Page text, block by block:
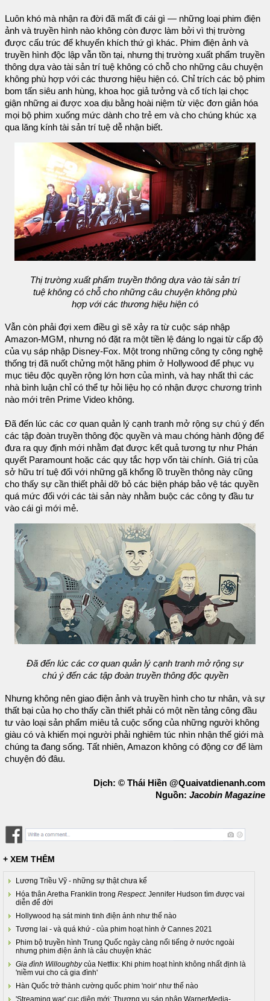
Luôn khó mà nhận ra đời đã mất đi cái gì — những loại phim điện
ảnh và truyền hình nào không còn được làm bởi vì thị trường
được cấu trúc để khuyến khích thứ gì khác. Phim điện ảnh và
truyền hình độc lập vẫn tồn tại, nhưng thị trường xuất phẩm truyền
thông dựa vào tài sản trí tuệ không có chỗ cho những câu chuyện
không phù hợp với các thương hiệu hiện có. Chỉ trích các bộ phim
bom tấn siêu anh hùng, khoa học giả tưởng và cổ tích lại chọc
giận những ai được xoa dịu bằng hoài niệm từ việc đơn giản hóa
mọi bộ phim xuống mức dành cho trẻ em và cho chúng khúc xạ
qua lăng kính tài sản trí tuệ dễ nhận biết.
Thị trường xuất phẩm truyền thông dựa vào tài sản trí
tuệ không có chỗ cho những câu chuyện không phù
hợp với các thương hiệu hiện có
Vẫn còn phải đợi xem điều gì sẽ xảy ra từ cuộc sáp nhập
Amazon-MGM, nhưng nó đặt ra một tiền lệ đáng lo ngại từ cấp độ
của vụ sáp nhập Disney-Fox. Một trong những công ty công nghệ
thống trị đã nuốt chửng một hãng phim ở Hollywood để phục vụ
mục tiêu độc quyền rộng lớn hơn của mình, và hay nhất thì các
nhà bình luận chỉ có thể tự hỏi liệu họ có nhận được chương trình
nào mới trên Prime Video không.
Đã đến lúc các cơ quan quản lý cạnh tranh mở rộng sự chú ý đến
các tập đoàn truyền thông độc quyền và mau chóng hành động để
đưa ra quy định mới nhằm đạt được kết quả tương tự như Phán
quyết Paramount hoặc các quy tắc hợp vốn tài chính. Giá trị của
sở hữu trí tuệ đối với những gã khổng lồ truyền thông này cũng
cho thấy sự cần thiết phải dỡ bỏ các biện pháp bảo vệ tác quyền
quá mức đối với các tài sản này nhằm buộc các công ty đầu tư
vào cái gì mới mẻ.
Đã đến lúc các cơ quan quản lý cạnh tranh mở rộng sự
chú ý đến các tập đoàn truyền thông độc quyền
Nhưng không nên giao điện ảnh và truyền hình cho tư nhân, và sự
thất bại của họ cho thấy cần thiết phải có một nền tảng công đầu
tư vào loại sản phẩm miêu tả cuộc sống của những người không
giàu có và khiến mọi người phải nghiêm túc nhìn nhận thế giới mà
chúng ta đang sống. Tất nhiên, Amazon không có động cơ để làm
chuyện đó đâu.
Dịch: © Thái Hiền @Quaivatdienanh.com
Nguồn: Jacobin Magazine
+ XEM THÊM
Lương Triều Vỹ - những sự thật chưa kể
Hóa thân Aretha Franklin trong Respect: Jennifer Hudson tìm được vai
diễn để đời
Hollywood hạ sát minh tinh điện ảnh như thế nào
Tương lai - và quá khứ - của phim hoạt hình ở Cannes 2021
Phim bộ truyền hình Trung Quốc ngày càng nổi tiếng ở nước ngoài
nhưng phim điện ảnh là câu chuyện khác
Gia đình Willoughbycủa Netflix: Khi phim hoạt hình không nhất định là
'niềm vui cho cả gia đình'
Hàn Quốc trở thành cường quốc phim 'noir' như thế nào
'Streaming war' cục diện mới: Thương vụ sáp nhập WarnerMedia-